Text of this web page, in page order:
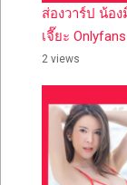
ส่องวาร์ป น้อ
เจี๊ยะ Onlyfans
2 views